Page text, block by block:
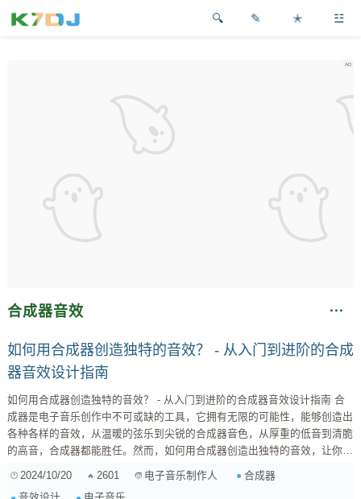
✎ ✭ ☳
合成器音效
如何用合成器创造独特的音效？ - 从入门到进阶的合成
器音效设计指南
如何用合成器创造独特的音效？ - 从入门到进阶的合成器音效设计指南 合
成器是电子音乐创作中不可或缺的工具，它拥有无限的可能性，能够创造出
各种各样的音效，从温暖的弦乐到尖锐的合成器音色，从厚重的低音到清脆
的高音，合成器都能胜任。然而，如何用合成器创造出独特的音效，让你的
你了解合成器音效设计的技巧，并分享一些实用的案例和经验，帮助你掌握
2024/10/20 2601 电子音乐制作人
合成器